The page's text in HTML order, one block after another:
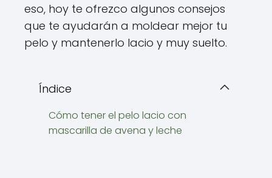
eso, hoy te ofrezco algunos consejos
que te ayudarán a moldear mejor tu
pelo y mantenerlo lacio y muy suelto.
Índice
Cómo tener el pelo lacio con
mascarilla de avena y leche